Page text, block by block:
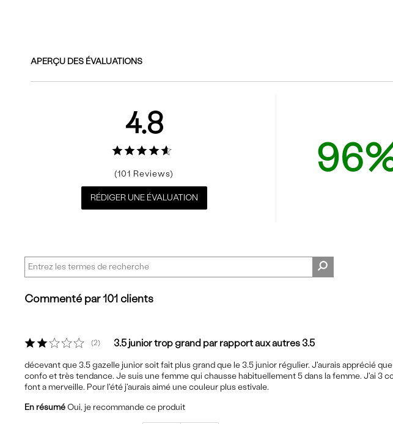
APERÇU DES ÉVALUATIONS
4.8
101
RÉDIGER UNE ÉVALUATION
Commenté par 101 clients
2 3.5 junior trop grand par rapport aux autres 3.5
décevant que 3.5 gazelle junior soit fait plus grand que le 3.5 junior régulier. J'aurais apprécié
confo et très tendance. Je suis une femme qui chausse habituellement 5 dans la femme. J'ai 3
font a merveille. Pour l'été j'aurais aimé une couleur plus estivale.
En résumé Oui, je recommande ce produit